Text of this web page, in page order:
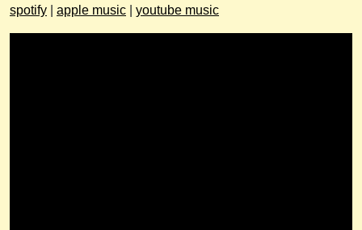
spotify apple music youtube music